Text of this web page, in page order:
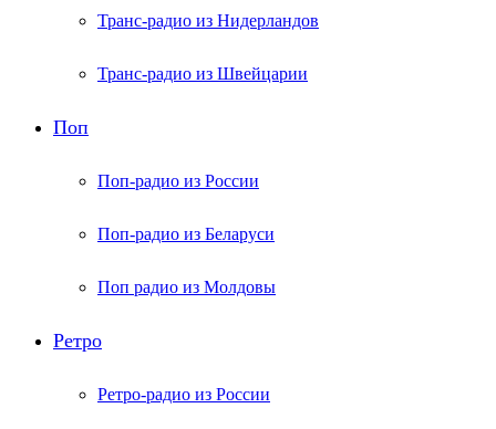
Транс-радио из Нидерландов
Транс-радио из Швейцарии
Поп
Поп-радио из России
Поп-радио из Беларуси
Поп радио из Молдовы
Ретро
Ретро-радио из России